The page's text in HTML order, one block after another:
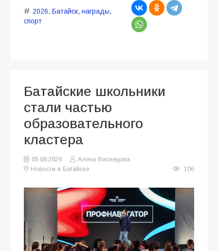
2026, Батайск, награды,
спорт
Батайские школьники
стали частью
образовательного
кластера
05.08.2026
Алена Васнецова
Новости в Батайске
106